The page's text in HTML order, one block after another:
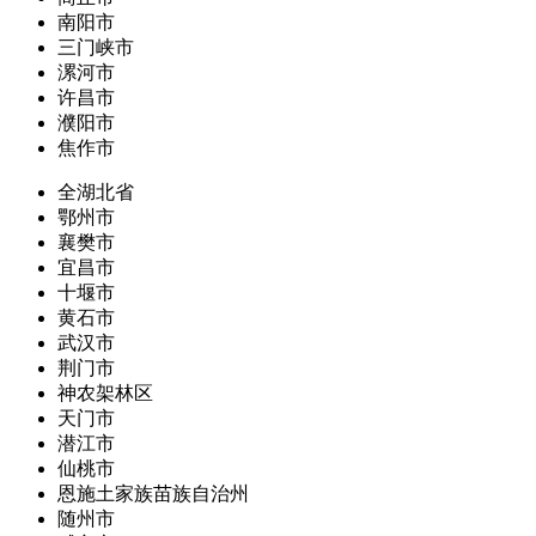
南阳市
三门峡市
漯河市
许昌市
濮阳市
焦作市
全湖北省
鄂州市
襄樊市
宜昌市
十堰市
黄石市
武汉市
荆门市
神农架林区
天门市
潜江市
仙桃市
恩施土家族苗族自治州
随州市